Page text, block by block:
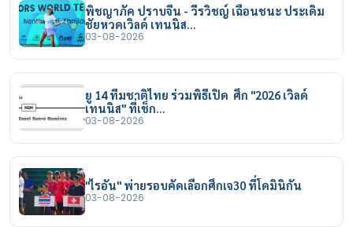
พิชญาภัค ปราบจีน - วีรวิชญ์ เฉือนชนะ ประเดิม
ชัยหวดเวิลด์ เทนนิส…
03-08-2026
ยู 14 ทีมชาติไทย ร่วมพิธีเปิด ศึก "2026 เวิลด์
เทนนิส" ที่เช็ก…
03-08-2026
"ไรอัน" พ่ายรอบคัดเลือกศึกเจ30 ที่โดมินิกัน
03-08-2026